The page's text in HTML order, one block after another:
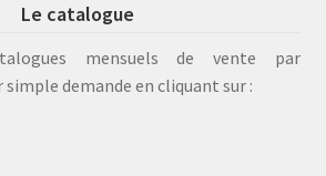
Le catalogue
mensuels de vente par
demande en cliquant sur :